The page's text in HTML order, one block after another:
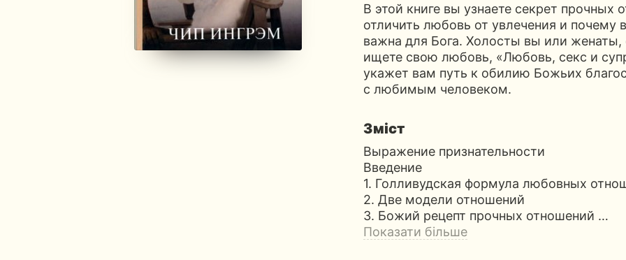
В этой книге вы узнаете секрет прочных
отличить любовь от увлечения и почему
важна для Бога. Холосты вы или женаты,
ищете свою любовь, «Любовь, секс и
укажет вам путь к обилию Божьих
с любимым человеком.
Зміст
Выражение признательности
Введение
1. Голливудская формула любовных
2. Две модели отношений
3. Божий рецепт прочных отношений …
Показати більше